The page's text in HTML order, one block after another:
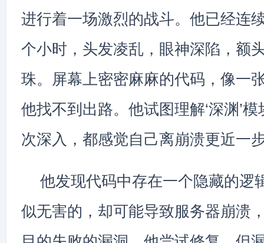
进行着一场激烈的战斗。他已经连
个小时，头发凌乱，眼神深陷，额
珠。屏幕上密密麻麻的代码，像一
他找不到出路。他试图理解‘深渊’
次深入，都感觉自己离崩溃更近一
他发现代码中存在一个隐藏的逻
似无害的，却可能导致服务器崩溃